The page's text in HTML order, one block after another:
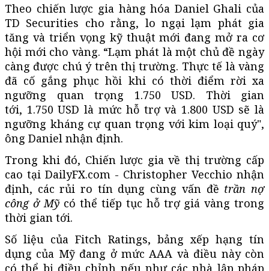
Theo chiến lược gia hàng hóa Daniel Ghali của
TD Securities cho rằng, lo ngại lạm phát gia
tăng và triển vọng kỹ thuật mới đang mở ra cơ
hội mới cho vàng. “Lạm phát là một chủ đề ngày
càng được chú ý trên thị trường. Thực tế là vàng
đã cố gắng phục hồi khi có thời điểm rời xa
ngưỡng quan trọng 1.750 USD. Thời gian
tới, 1.750 USD là mức hỗ trợ và 1.800 USD sẽ là
ngưỡng kháng cự quan trọng với kim loại quý",
ông Daniel nhận định.
Trong khi đó, Chiến lược gia về thị trường cấp
cao tại DailyFX.com - Christopher Vecchio nhận
định, các rủi ro tín dụng cùng vấn đề trần nợ
công ở Mỹ có thể tiếp tục hỗ trợ giá vàng trong
thời gian tới.
Số liệu của Fitch Ratings, bảng xếp hạng tín
dụng của Mỹ đang ở mức AAA và điều này còn
có thể bị điều chỉnh nếu như các nhà lập pháp